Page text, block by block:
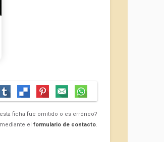
ficha fue omitido o es erróneo?
el formulario de contacto.